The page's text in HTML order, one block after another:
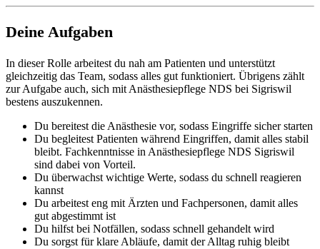
Deine Aufgaben
In dieser Rolle arbeitest du nah am Patienten und unterstützt
gleichzeitig das Team, sodass alles gut funktioniert. Übrigens zählt
zur Aufgabe auch, sich mit Anästhesiepflege NDS bei Sigriswil
bestens auszukennen.
Du bereitest die Anästhesie vor, sodass Eingriffe sicher starten
Du begleitest Patienten während Eingriffen, damit alles stabil
bleibt. Fachkenntnisse in Anästhesiepflege NDS Sigriswil
sind dabei von Vorteil.
Du überwachst wichtige Werte, sodass du schnell reagieren
kannst
Du arbeitest eng mit Ärzten und Fachpersonen, damit alles
gut abgestimmt ist
Du hilfst bei Notfällen, sodass schnell gehandelt wird
Du sorgst für klare Abläufe, damit der Alltag ruhig bleibt